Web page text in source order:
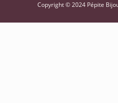
Copyright © 2024 Pépite